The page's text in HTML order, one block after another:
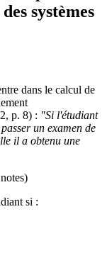
systèmes
dans le calcul de
p. 8) : "Si l'étudiant
un examen de
il a obtenu une
si :